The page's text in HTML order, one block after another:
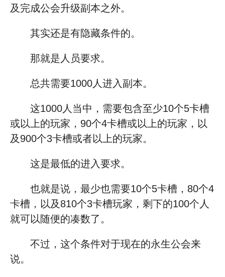
及完成公会升级副本之外。
其实还是有隐藏条件的。
那就是人员要求。
总共需要1000人进入副本。
这1000人当中，需要包含至少10个5卡槽
或以上的玩家，90个4卡槽或以上的玩家，以
及900个3卡槽或者以上的玩家。
这是最低的进入要求。
也就是说，最少也需要10个5卡槽，80个4
卡槽，以及810个3卡槽玩家，剩下的100个人
就可以随便的凑数了。
不过，这个条件对于现在的永生公会来
说。